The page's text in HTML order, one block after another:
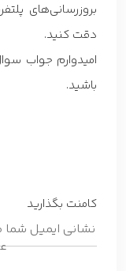
بروزرسانی‌های
دقت کنید.
امیدوارم جواب
باشید.
کامنت بگذارید
نشانی ایمیل